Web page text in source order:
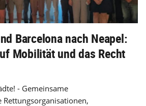
Barcelona nach Neapel:
Mobilität und das Recht
- Gemeinsame